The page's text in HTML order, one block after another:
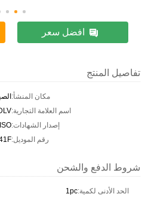
افضل سعر
تفاصيل المنتج
مكان المنشأ:
اسم العلامة التجارية:
إصدار الشهادات:
رقم الموديل:
شروط الدفع والشحن
الحد الأدنى لكمية:1pc